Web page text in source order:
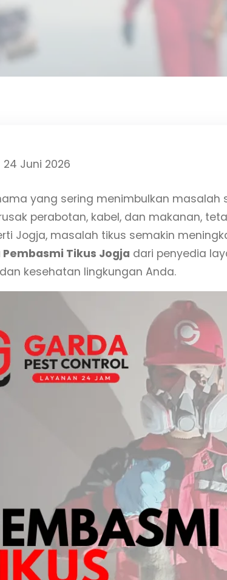
24 Juni 2026
yang sering menimbulkan masalah
perabotan, kabel, dan makanan,
Jogja, masalah tikus semakin
Pembasmi Tikus Jogja dari penyedia
kesehatan lingkungan Anda.